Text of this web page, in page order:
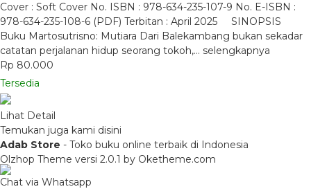
Cover : Soft Cover No. ISBN : 978-634-235-107-9 No. E-ISBN :
978-634-235-108-6 (PDF) Terbitan : April 2025 SINOPSIS
Buku Martosutrisno: Mutiara Dari Balekambang bukan sekadar
catatan perjalanan hidup seorang tokoh,… selengkapnya
Rp 80.000
Tersedia
Lihat Detail
Temukan juga kami disini
Adab Store - Toko buku online terbaik di Indonesia
Olzhop Theme versi 2.0.1 by Oketheme.com
Chat via Whatsapp